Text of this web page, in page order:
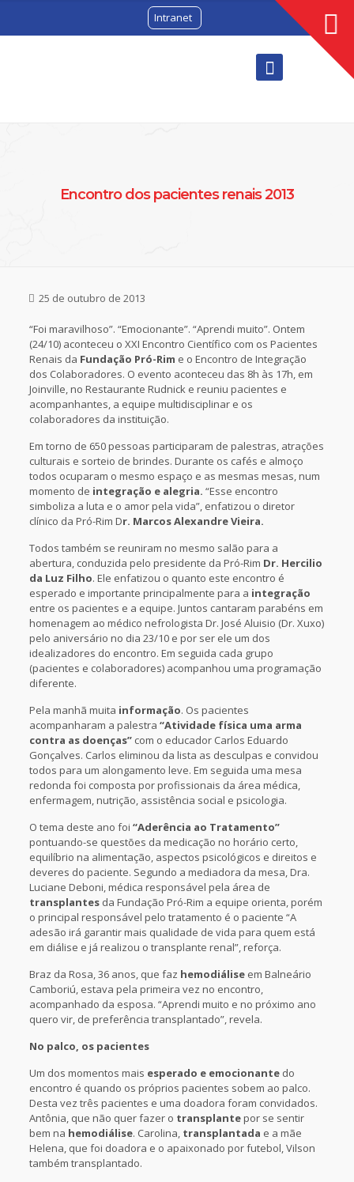
Intranet
Encontro dos pacientes renais 2013
25 de outubro de 2013
“Foi maravilhoso”. “Emocionante”. “Aprendi muito”. Ontem
(24/10) aconteceu o XXI Encontro Científico com os Pacientes
Renais da Fundação Pró-Rim e o Encontro de Integração
dos Colaboradores. O evento aconteceu das 8h às 17h, em
Joinville, no Restaurante Rudnick e reuniu pacientes e
acompanhantes, a equipe multidisciplinar e os
colaboradores da instituição.
Em torno de 650 pessoas participaram de palestras, atrações
culturais e sorteio de brindes. Durante os cafés e almoço
todos ocuparam o mesmo espaço e as mesmas mesas, num
momento de integração e alegria. “Esse encontro
simboliza a luta e o amor pela vida”, enfatizou o diretor
clínico da Pró-Rim Dr. Marcos Alexandre Vieira.
Todos também se reuniram no mesmo salão para a
abertura, conduzida pelo presidente da Pró-Rim Dr. Hercilio
da Luz Filho. Ele enfatizou o quanto este encontro é
esperado e importante principalmente para a integração
entre os pacientes e a equipe. Juntos cantaram parabéns em
homenagem ao médico nefrologista Dr. José Aluisio (Dr. Xuxo)
pelo aniversário no dia 23/10 e por ser ele um dos
idealizadores do encontro. Em seguida cada grupo
(pacientes e colaboradores) acompanhou uma programação
diferente.
Pela manhã muita informação. Os pacientes
acompanharam a palestra “Atividade física uma arma
contra as doenças”com o educador Carlos Eduardo
Gonçalves. Carlos eliminou da lista as desculpas e convidou
todos para um alongamento leve. Em seguida uma mesa
redonda foi composta por profissionais da área médica,
enfermagem, nutrição, assistência social e psicologia.
O tema deste ano foi “Aderência ao Tratamento”
pontuando-se questões da medicação no horário certo,
equilíbrio na alimentação, aspectos psicológicos e direitos e
deveres do paciente. Segundo a mediadora da mesa, Dra.
Luciane Deboni, médica responsável pela área de
transplantesda Fundação Pró-Rim a equipe orienta, porém
o principal responsável pelo tratamento é o paciente “A
adesão irá garantir mais qualidade de vida para quem está
em diálise e já realizou o transplante renal”, reforça.
Braz da Rosa, 36 anos, que faz hemodiáliseem Balneário
Camboriú, estava pela primeira vez no encontro,
acompanhado da esposa. “Aprendi muito e no próximo ano
quero vir, de preferência transplantado”, revela.
No palco, os pacientes
Um dos momentos mais esperado e emocionantedo
encontro é quando os próprios pacientes sobem ao palco.
Desta vez três pacientes e uma doadora foram convidados.
Antônia, que não quer fazer o transplantepor se sentir
bem na hemodiálise. Carolina, transplantada e a mãe
Helena, que foi doadora e o apaixonado por futebol, Vilson
também transplantado.